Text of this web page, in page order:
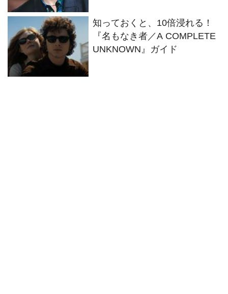
知っておくと、10倍浸れる！
『名もなき者／A COMPLETE
UNKNOWN』ガイド